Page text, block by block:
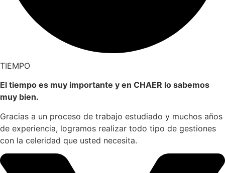
TIEMPO
El tiempo es muy importante y en CHAER lo sabemos
muy bien.
Gracias a un proceso de trabajo estudiado y muchos años
de experiencia, logramos realizar todo tipo de gestiones
con la celeridad que usted necesita.